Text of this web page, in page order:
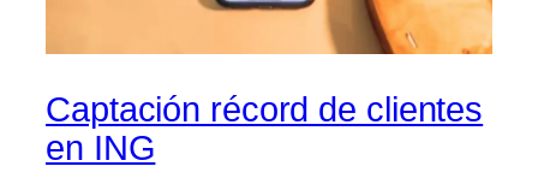
Captación récord de clientes
en ING